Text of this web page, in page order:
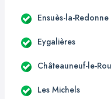
Ensuès-la-Redonne
Eygalières
Châteauneuf-le-
Les Michels